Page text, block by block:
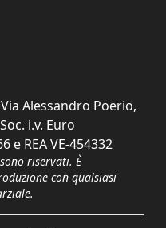
Alessandro Poerio,
i.v. Euro
e REA VE-454332
riservati. È
con qualsiasi